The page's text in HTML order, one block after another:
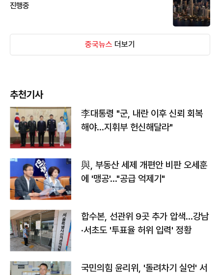
진행중
중국뉴스 더보기
추천기사
李대통령 "군, 내란 이후 신뢰 회복
해야…지휘부 헌신해달라"
與, 부동산 세제 개편안 비판 오세훈
에 '맹공'…"공급 억제기"
합수본, 선관위 9곳 추가 압색…강남
·서초도 '투표율 허위 입력' 정황
국민의힘 윤리위, '돌려차기 실언' 서